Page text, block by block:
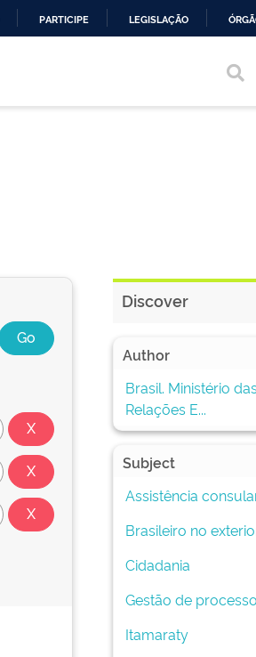
PARTICIPE LEGISLAÇÃO
Discover
Author
Brasil. Ministério das
Relações E...
Subject
Assistência
Brasileiro no
Cidadania
Gestão de
Itamaraty